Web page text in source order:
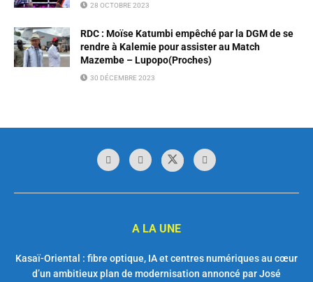
28 OCTOBRE 2023
RDC : Moïse Katumbi empêché par la DGM de se
rendre à Kalemie pour assister au Match
Mazembe – Lupopo(Proches)
30 DÉCEMBRE 2023
A LA UNE
Kasaï-Oriental : fibre optique, IA et centres numériques au cœur
d’un ambitieux plan de modernisation annoncé par José